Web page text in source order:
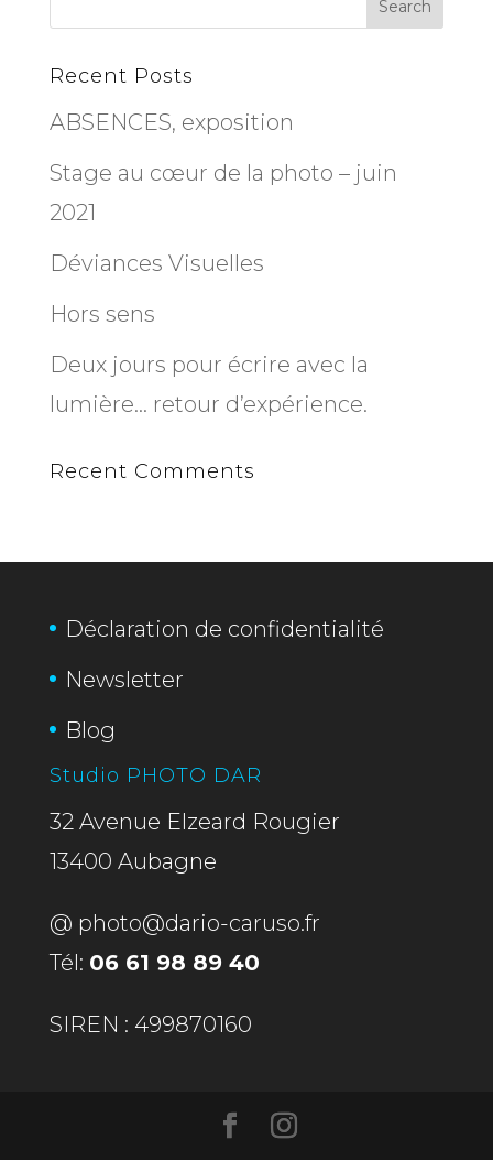
Recent Posts
ABSENCES, exposition
Stage au cœur de la photo – juin
2021
Déviances Visuelles
Hors sens
Deux jours pour écrire avec la
lumière… retour d’expérience.
Recent Comments
Déclaration de confidentialité
Newsletter
Blog
Studio PHOTO DAR
32 Avenue Elzeard Rougier
13400 Aubagne
@ photo@dario-caruso.fr
Tél: 06 61 98 89 40
SIREN : 499870160